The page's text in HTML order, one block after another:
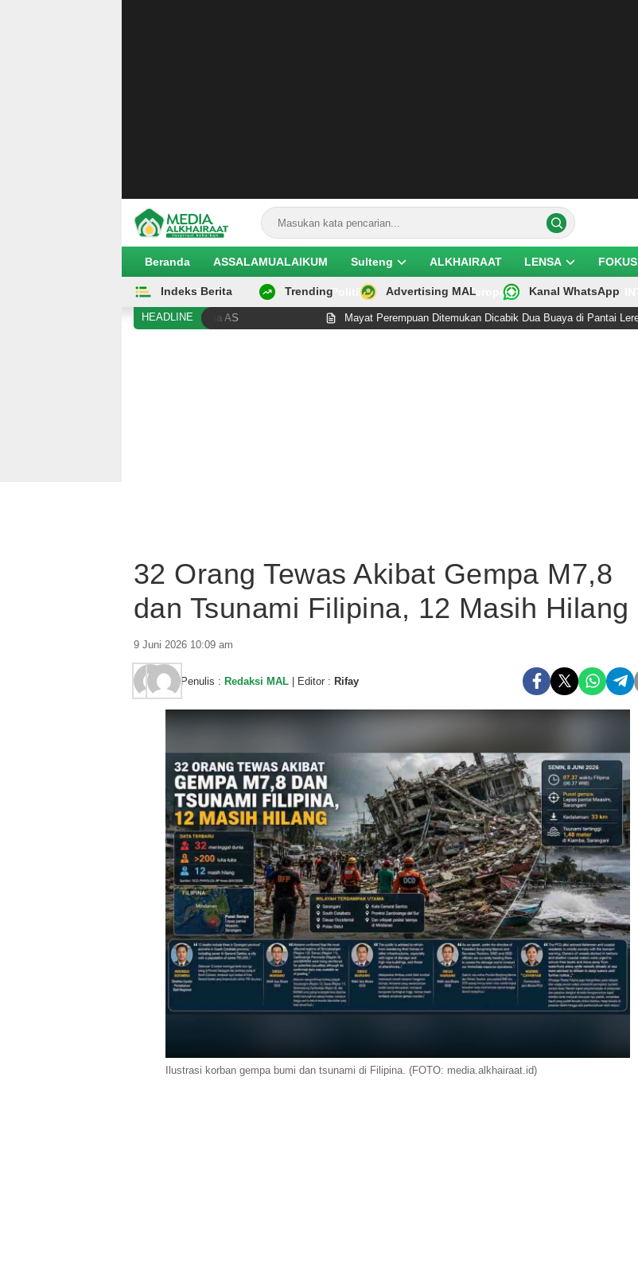
Beranda ASSALAMUALAIKUM Sulteng ALKHAIRAAT LENSA FOKUS
EKOBIS Politik Teropong
Indeks Berita Trending Advertising MAL Kanal WhatsApp
HEADLINE
sebagai Senator Muslim Pertama AS Mayat Perempuan Ditemukan Dicabik Dua Buaya di Pantai Lere Palu
32 Orang Tewas Akibat Gempa M7,8
dan Tsunami Filipina, 12 Masih Hilang
9 Juni 2026 10:09 am
Penulis : Redaksi MAL | Editor : Rifay
Ilustrasi korban gempa bumi dan tsunami di Filipina. (FOTO: media.alkhairaat.id)